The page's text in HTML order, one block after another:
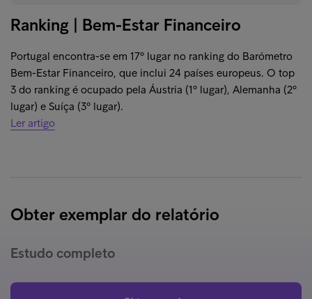
Ranking | Bem-Estar Financeiro
Portugal encontra-se em 17º lugar no ranking do Barómetro
Bem-Estar Financeiro, que inclui 24 países europeus. O top
3 do ranking é ocupado pela Áustria (1º lugar), Alemanha (2º
lugar) e Suíça (3º lugar).
Ler artigo
Obter exemplar do relatório
Estudo completo